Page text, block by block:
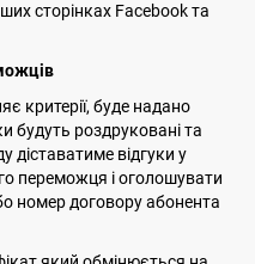
сторінках Facebook та
критерії, буде надано
будуть роздруковані та
діставатиме відгуки у
переможця і оголошувати
номер договору абонента